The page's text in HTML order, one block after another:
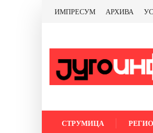
ИМПРЕСУМ АРХИВА
СТРУМИЦА